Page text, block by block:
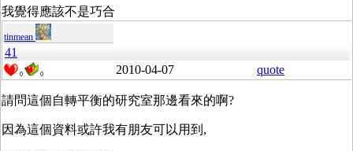
我覺得應該不是巧合
tinmean
41
0 0 2010-04-07 quote
請問這個自轉平衡的研究室那邊看來的啊?
因為這個資料或許我有朋友可以用到,